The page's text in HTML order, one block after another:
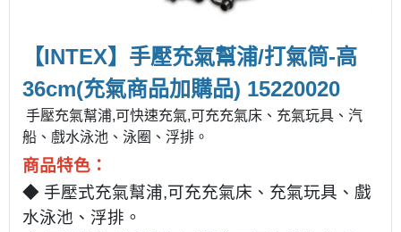
【INTEX】手壓充氣幫浦/打氣筒-高
36cm(充氣商品加購品) 15220020
手壓充氣幫浦,可快速充氣,可充充氣床、充氣玩具、汽
船、戲水泳池、泳圈、浮排。
商品特色 ：
◆ 手壓式充氣幫浦,可充充氣床、充氣玩具、戲
水泳池、浮排。